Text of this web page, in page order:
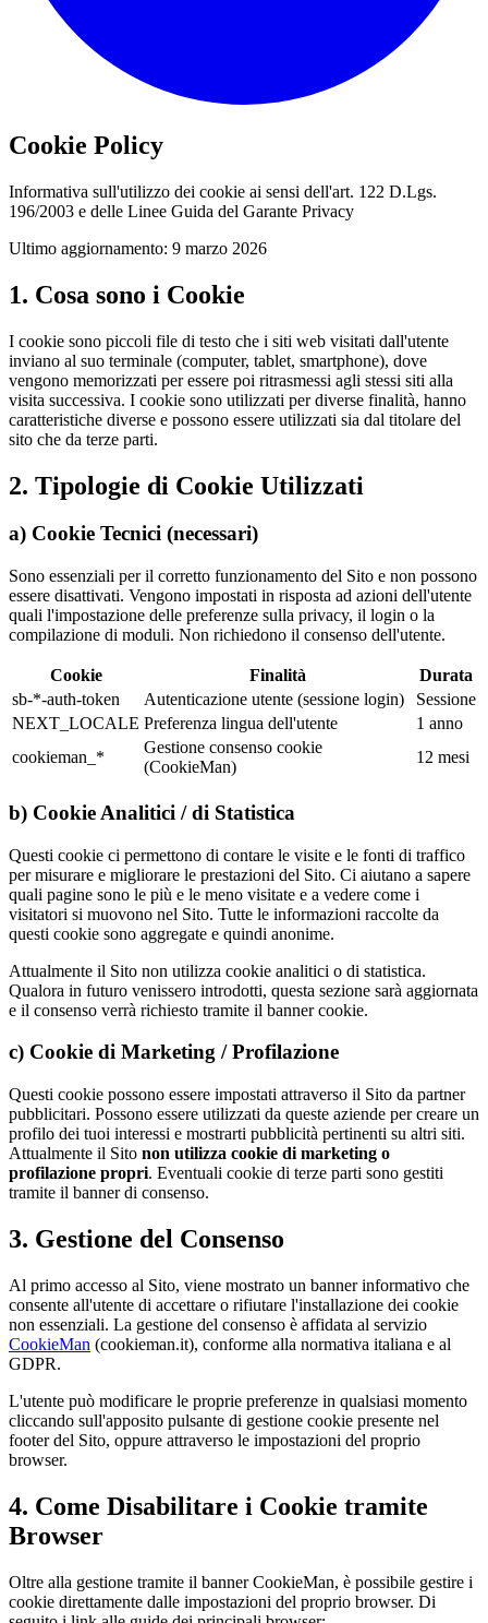
Cookie Policy
Informativa sull'utilizzo dei cookie ai sensi dell'art. 122 D.Lgs.
196/2003 e delle Linee Guida del Garante Privacy
Ultimo aggiornamento: 9 marzo 2026
1. Cosa sono i Cookie
I cookie sono piccoli file di testo che i siti web visitati dall'utente
inviano al suo terminale (computer, tablet, smartphone), dove
vengono memorizzati per essere poi ritrasmessi agli stessi siti alla
visita successiva. I cookie sono utilizzati per diverse finalità, hanno
caratteristiche diverse e possono essere utilizzati sia dal titolare del
sito che da terze parti.
2. Tipologie di Cookie Utilizzati
a) Cookie Tecnici (necessari)
Sono essenziali per il corretto funzionamento del Sito e non possono
essere disattivati. Vengono impostati in risposta ad azioni dell'utente
quali l'impostazione delle preferenze sulla privacy, il login o la
compilazione di moduli. Non richiedono il consenso dell'utente.
Cookie Finalità
Durata
sb-*-auth-token
Autenticazione utente (sessione login)
Sessione
NEXT_LOCALE Preferenza lingua dell'utente
1 anno
cookieman_*
Gestione consenso cookie
(CookieMan)
12 mesi
b) Cookie Analitici / di Statistica
Questi cookie ci permettono di contare le visite e le fonti di traffico
per misurare e migliorare le prestazioni del Sito. Ci aiutano a sapere
quali pagine sono le più e le meno visitate e a vedere come i
visitatori si muovono nel Sito. Tutte le informazioni raccolte da
questi cookie sono aggregate e quindi anonime.
Attualmente il Sito non utilizza cookie analitici o di statistica.
Qualora in futuro venissero introdotti, questa sezione sarà aggiornata
e il consenso verrà richiesto tramite il banner cookie.
c) Cookie di Marketing / Profilazione
Questi cookie possono essere impostati attraverso il Sito da partner
pubblicitari. Possono essere utilizzati da queste aziende per creare un
profilo dei tuoi interessi e mostrarti pubblicità pertinenti su altri siti.
Attualmente il Sito non utilizza cookie di marketing o
profilazione propri. Eventuali cookie di terze parti sono gestiti
tramite il banner di consenso.
3. Gestione del Consenso
Al primo accesso al Sito, viene mostrato un banner informativo che
consente all'utente di accettare o rifiutare l'installazione dei cookie
non essenziali. La gestione del consenso è affidata al servizio
CookieMan (cookieman.it), conforme alla normativa italiana e al
GDPR.
L'utente può modificare le proprie preferenze in qualsiasi momento
cliccando sull'apposito pulsante di gestione cookie presente nel
footer del Sito, oppure attraverso le impostazioni del proprio
browser.
4. Come Disabilitare i Cookie tramite
Browser
Oltre alla gestione tramite il banner CookieMan, è possibile gestire i
cookie direttamente dalle impostazioni del proprio browser. Di